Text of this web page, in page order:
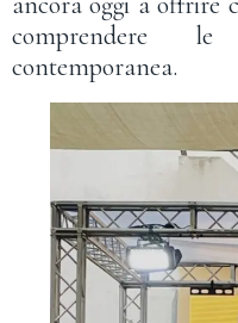
comprendere
contemporanea.